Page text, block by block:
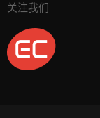
关注我们